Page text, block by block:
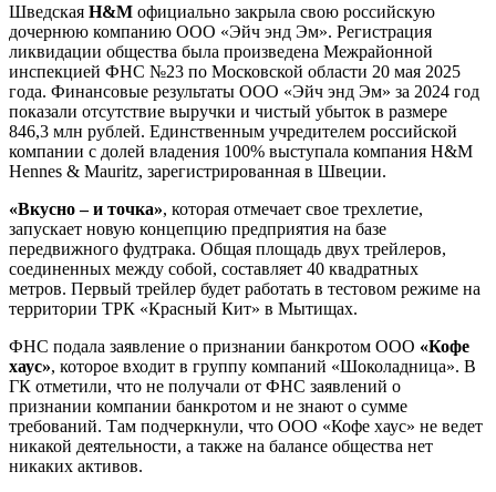
Шведская H&M официально закрыла свою российскую
дочернюю компанию ООО «Эйч энд Эм». Регистрация
ликвидации общества была произведена Межрайонной
инспекцией ФНС №23 по Московской области 20 мая 2025
года. Финансовые результаты ООО «Эйч энд Эм» за 2024 год
показали отсутствие выручки и чистый убыток в размере
846,3 млн рублей. Единственным учредителем российской
компании с долей владения 100% выступала компания H&M
Hennes & Mauritz, зарегистрированная в Швеции.
«Вкусно – и точка», которая отмечает свое трехлетие,
запускает новую концепцию предприятия на базе
передвижного фудтрака. Общая площадь двух трейлеров,
соединенных между собой, составляет 40 квадратных
метров. Первый трейлер будет работать в тестовом режиме на
территории ТРК «Красный Кит» в Мытищах.
ФНС подала заявление о признании банкротом ООО «Кофе
хаус», которое входит в группу компаний «Шоколадница». В
ГК отметили, что не получали от ФНС заявлений о
признании компании банкротом и не знают о сумме
требований. Там подчеркнули, что ООО «Кофе хаус» не ведет
никакой деятельности, а также на балансе общества нет
никаких активов.